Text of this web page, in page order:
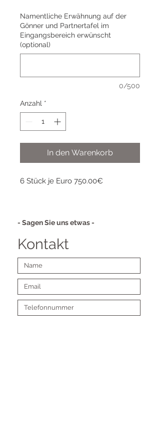
Namentliche Erwähnung auf der
Gönner und Partnertafel im
Eingangsbereich erwünscht
(optional)
0/500
Anzahl *
In den Warenkorb
6 Stück je Euro 750.00€
- Sagen Sie uns etwas -
Kontakt